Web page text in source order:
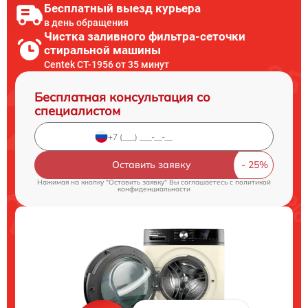
Бесплатный выезд курьера
в день обращения
Чистка заливного фильтра-сеточки
стиральной машины
Centek CT-1956 от 35 минут
Бесплатная консультация со
специалистом
Оставить заявку
Нажимая на кнопку "Оставить заявку" Вы соглашаетесь c политикой
конфиденциальности